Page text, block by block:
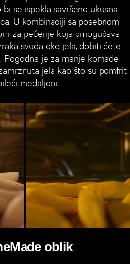
se ispekla savršeno ukusna
U kombinaciji sa posebnom
za pečenje koja omogućava
svuda oko jela, dobiti ćete
Pogodna je za manje komade
jela kao što su pomfrit
medaljoni.
oblik